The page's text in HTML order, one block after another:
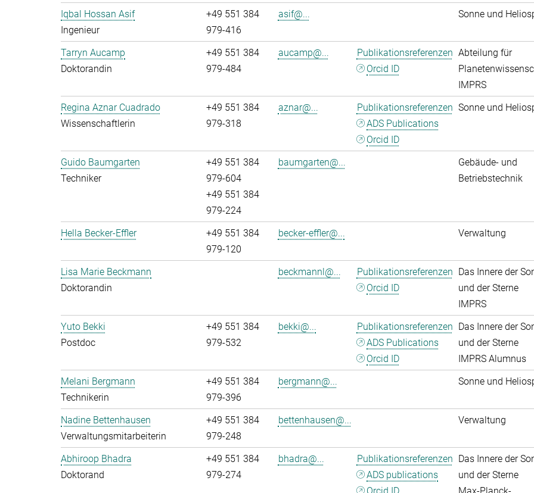
Iqbal Hossan Asif
Ingenieur
+49 551 384
979-416
asif@... Sonne und
Tarryn Aucamp
Doktorandin
+49 551 384
979-484
aucamp@...
Publikationsreferenzen
Orcid ID
Abteilung für
IMPRS
Regina Aznar Cuadrado
Wissenschaftlerin
+49 551 384
979-318
aznar@...
Publikationsreferenzen
ADS Publications
Orcid ID
Sonne und
Guido Baumgarten
Techniker
+49 551 384
979-604
+49 551 384
979-224
baumgarten@...
Gebäude- und
Betriebstechnik
Hella Becker-Effler
+49 551 384
979-120
becker-effler@... Verwaltung
Lisa Marie Beckmann
Doktorandin
beckmannl@...
Publikationsreferenzen
Orcid ID
Das Innere der
und der Sterne
IMPRS
Yuto Bekki
Postdoc
+49 551 384
979-532
bekki@...
Publikationsreferenzen
ADS Publications
Orcid ID
Das Innere der
und der Sterne
IMPRS Alumnus
Melani Bergmann
Technikerin
+49 551 384
979-396
bergmann@... Sonne und
Nadine Bettenhausen
Verwaltungsmitarbeiterin
+49 551 384
979-248
bettenhausen@... Verwaltung
Abhiroop Bhadra
Doktorand
+49 551 384
979-274
bhadra@...
Publikationsreferenzen
ADS publications
Das Innere der
und der Sterne